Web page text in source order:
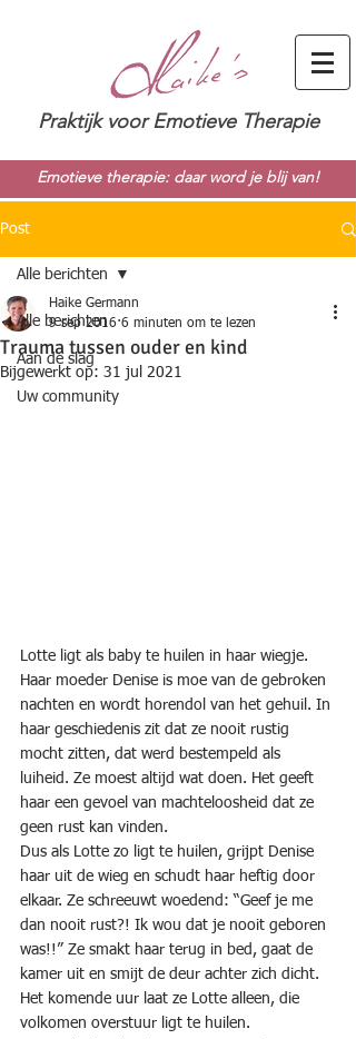
Praktijk voor Emotieve Therapie
Emotieve therapie: daar word je blij van!
Post
Alle berichten
Aan de slag
Uw community
Alle berichten
Trauma tussen ouder en kind
Haike Germann
9 sep 2016 6 minuten om te lezen
Bijgewerkt op: 31 jul 2021
Lotte ligt als baby te huilen in haar wiegje.
Haar moeder Denise is moe van de gebroken
nachten en wordt horendol van het gehuil. In
haar geschiedenis zit dat ze nooit rustig
mocht zitten, dat werd bestempeld als
luiheid. Ze moest altijd wat doen. Het geeft
haar een gevoel van machteloosheid dat ze
geen rust kan vinden.
Dus als Lotte zo ligt te huilen, grijpt Denise
haar uit de wieg en schudt haar heftig door
elkaar. Ze schreeuwt woedend: “Geef je me
dan nooit rust?! Ik wou dat je nooit geboren
was!!” Ze smakt haar terug in bed, gaat de
kamer uit en smijt de deur achter zich dicht.
Het komende uur laat ze Lotte alleen, die
volkomen overstuur ligt te huilen.